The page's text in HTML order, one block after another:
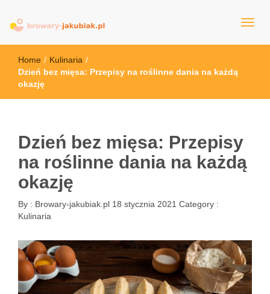
browary-jakubiak.pl
Home / Kulinaria /
Dzień bez mięsa: Przepisy na roślinne dania na każdą
okazję
Dzień bez mięsa: Przepisy
na roślinne dania na każdą
okazję
By : Browary-jakubiak.pl 18 stycznia 2021 Category :
Kulinaria